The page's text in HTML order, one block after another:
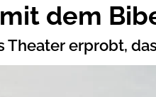
dem
Theater erprobt,